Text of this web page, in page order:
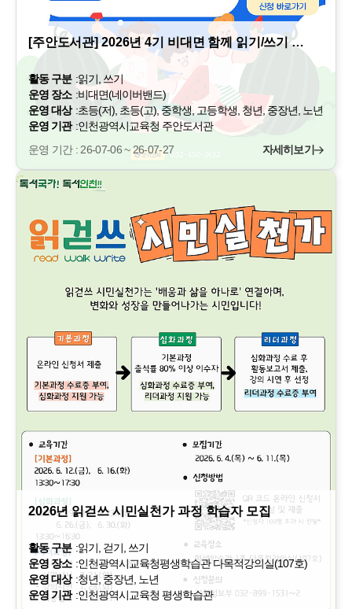
[주안도서관] 2026년 4기 비대면 함께 읽기/쓰기 …
활동 구분 :읽기, 쓰기
운영 장소 :비대면(네이버밴드)
운영 대상 :초등(저), 초등(고), 중학생, 고등학생, 청년, 중장년, 노년
운영 기관 :인천광역시교육청 주안도서관
운영 기간 : 26-07-06 ~ 26-07-27
자세히보기
2026년 읽걷쓰 시민실천가 과정 학습자 모집
활동 구분 :읽기, 걷기, 쓰기
운영 장소 :인천광역시교육청평생학습관 다목적강의실(107호)
운영 대상 :청년, 중장년, 노년
운영 기관 :인천광역시교육청 평생학습관